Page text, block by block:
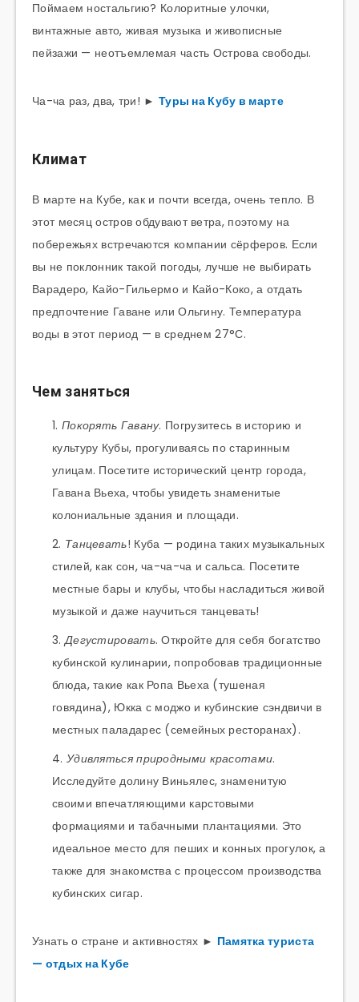
Поймаем ностальгию? Колоритные улочки,
винтажные авто, живая музыка и живописные
пейзажи — неотъемлемая часть Острова свободы.
Ча-ча раз, два, три! ► Туры на Кубу в марте
Климат
В марте на Кубе, как и почти всегда, очень тепло. В
этот месяц остров обдувают ветра, поэтому на
побережьях встречаются компании сёрферов. Если
вы не поклонник такой погоды, лучше не выбирать
Варадеро, Кайо-Гильермо и Кайо-Коко, а отдать
предпочтение Гаване или Ольгину. Температура
воды в этот период — в среднем 27°С.
Чем заняться
Покорять Гавану. Погрузитесь в историю и
культуру Кубы, прогуливаясь по старинным
улицам. Посетите исторический центр города,
Гавана Вьеха, чтобы увидеть знаменитые
колониальные здания и площади.
Танцевать! Куба — родина таких музыкальных
стилей, как сон, ча-ча-ча и сальса. Посетите
местные бары и клубы, чтобы насладиться живой
музыкой и даже научиться танцевать!
Дегустировать. Откройте для себя богатство
кубинской кулинарии, попробовав традиционные
блюда, такие как Ропа Вьеха (тушеная
говядина), Юкка с моджо и кубинские сэндвичи в
местных паладарес (семейных ресторанах).
Удивляться природными красотами.
Исследуйте долину Виньялес, знаменитую
своими впечатляющими карстовыми
формациями и табачными плантациями. Это
идеальное место для пеших и конных прогулок, а
также для знакомства с процессом производства
кубинских сигар.
Узнать о стране и активностях ► Памятка туриста
— отдых на Кубе